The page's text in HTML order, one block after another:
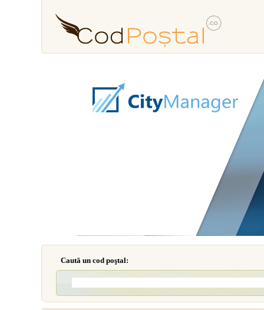
Caută un cod poştal: